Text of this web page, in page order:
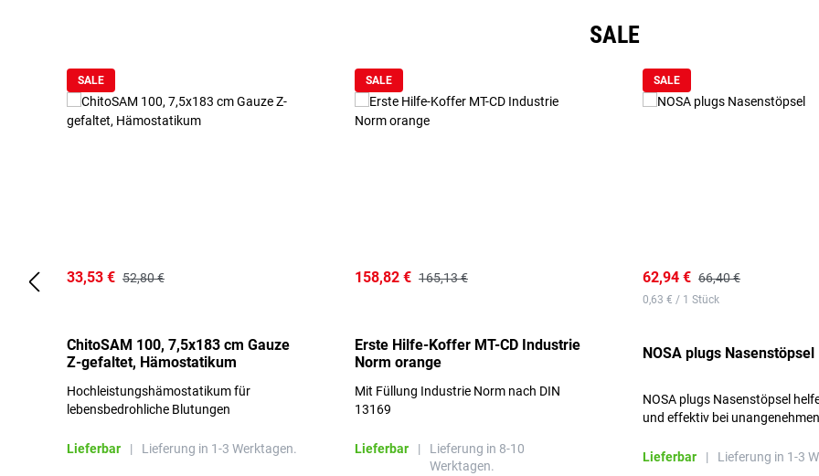
SALE
SALE
33,53 € 52,80 €
ChitoSAM 100, 7,5x183 cm Gauze
Z-gefaltet, Hämostatikum
Hochleistungshämostatikum für
lebensbedrohliche Blutungen
Lieferbar | Lieferung in 1-3 Werktagen.
SALE
158,82 € 165,13 €
Erste Hilfe-Koffer MT-CD Industrie
Norm orange
Mit Füllung Industrie Norm nach DIN
13169
Lieferbar |
Lieferung in 8-10
Werktagen.
SALE
62,94 € 66,40 €
0,63 € / 1 Stück
NOSA plugs Nasenstöpsel
NOSA plugs Nasenstöpsel
und effektiv bei unangenehmen
beeinträchtigen.
Lieferbar | Lieferung in 1-3